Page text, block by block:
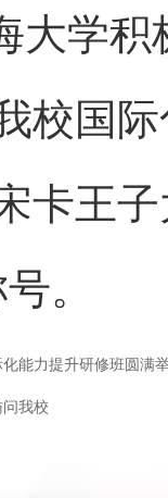
大学
校国
卡王
。
能力提升研修班圆满
我校